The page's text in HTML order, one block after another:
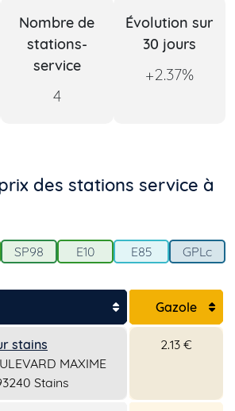
Nombre de
stations-
service
4
Évolution sur
30 jours
+2.37%
des stations service à
SP98 E10 E85 GPLc
Gazole
stains
MAXIME
Stains
2.13 €